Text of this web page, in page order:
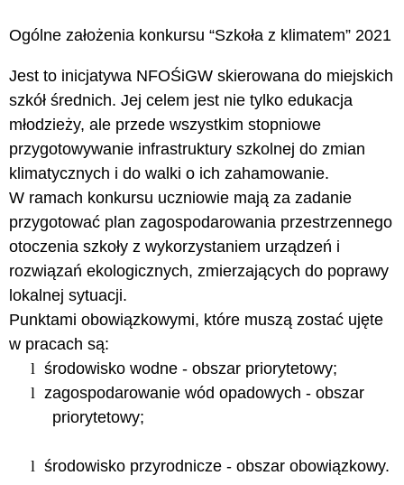
Ogólne założenia konkursu “Szkoła z klimatem” 2021
Jest to inicjatywa NFOŚiGW skierowana do miejskich
szkół średnich. Jej celem jest nie tylko edukacja
młodzieży, ale przede wszystkim stopniowe
przygotowywanie infrastruktury szkolnej do zmian
klimatycznych i do walki o ich zahamowanie.
W ramach konkursu uczniowie mają za zadanie
przygotować plan zagospodarowania przestrzennego
otoczenia szkoły z wykorzystaniem urządzeń i
rozwiązań ekologicznych, zmierzających do poprawy
lokalnej sytuacji.
Punktami obowiązkowymi, które muszą zostać ujęte
w pracach są:
l środowisko wodne - obszar priorytetowy;
l zagospodarowanie wód opadowych - obszar
priorytetowy;
l środowisko przyrodnicze - obszar obowiązkowy.